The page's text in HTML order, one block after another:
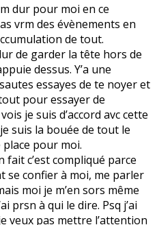
dur pour moi en ce
vrm des évènements en
de tout.
de garder la tête hors de
dessus. Y’a une
essayes de te noyer et
pour essayer de
je suis d’accord avc cette
suis la bouée de tout le
place pour moi.
fait c’est compliqué parce
se confier à moi, me parler
moi je m’en sors même
prsn à qui le dire. Psq j’ai
veux pas mettre l’attention